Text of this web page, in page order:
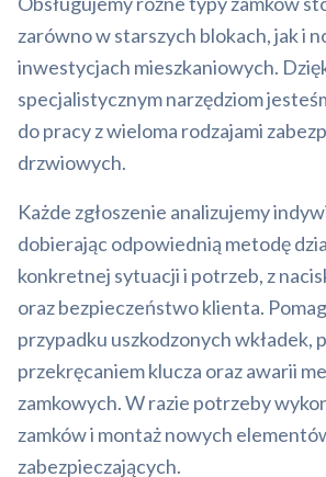
zarówno w starszych blokach, jak i
inwestycjach mieszkaniowych.
specjalistycznym narzędziom
do pracy z wieloma rodzajami
drzwiowych.
Każde zgłoszenie analizujemy
dobierając odpowiednią metodę
konkretnej sytuacji i potrzeb, z
oraz bezpieczeństwo klienta.
przypadku uszkodzonych wkładek,
przekręcaniem klucza oraz awarii
zamkowych. W razie potrzeby
zamków i montaż nowych
zabezpieczających.